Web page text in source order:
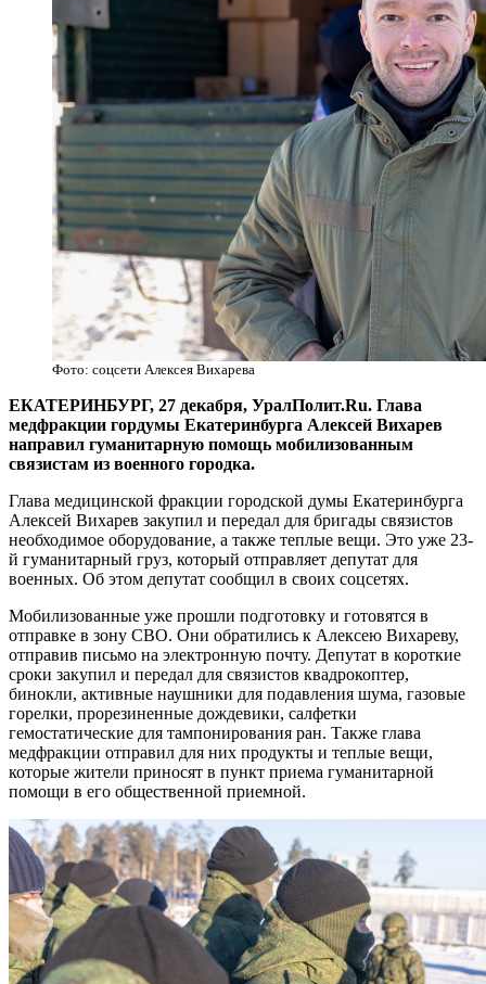
Фото: соцсети Алексея Вихарева
ЕКАТЕРИНБУРГ, 27 декабря, УралПолит.Ru. Глава
медфракции гордумы Екатеринбурга Алексей Вихарев
направил гуманитарную помощь мобилизованным
связистам из военного городка.
Глава медицинской фракции городской думы Екатеринбурга
Алексей Вихарев закупил и передал для бригады связистов
необходимое оборудование, а также теплые вещи. Это уже 23-
й гуманитарный груз, который отправляет депутат для
военных. Об этом депутат сообщил в своих соцсетях.
Мобилизованные уже прошли подготовку и готовятся в
отправке в зону СВО. Они обратились к Алексею Вихареву,
отправив письмо на электронную почту. Депутат в короткие
сроки закупил и передал для связистов квадрокоптер,
бинокли, активные наушники для подавления шума, газовые
горелки, прорезиненные дождевики, салфетки
гемостатические для тампонирования ран. Также глава
медфракции отправил для них продукты и теплые вещи,
которые жители приносят в пункт приема гуманитарной
помощи в его общественной приемной.